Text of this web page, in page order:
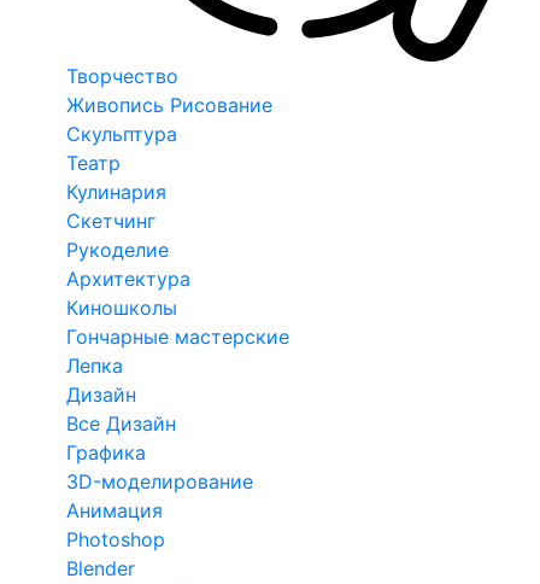
Творчество
Живопись Рисование
Скульптура
Театр
Кулинария
Скетчинг
Рукоделие
Архитектура
Киношколы
Гончарные мастерские
Лепка
Дизайн
Все Дизайн
Графика
3D-моделирование
Анимация
Photoshop
Blender